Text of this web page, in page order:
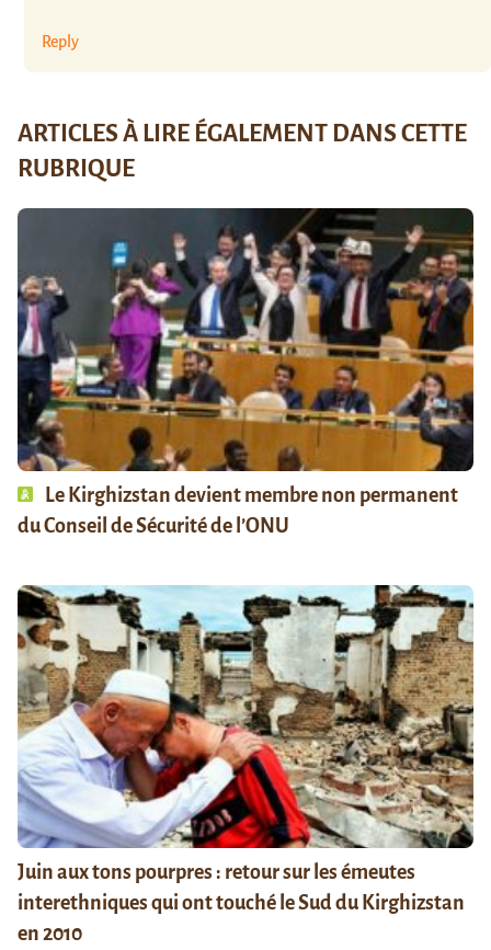
Reply
ARTICLES À LIRE ÉGALEMENT DANS CETTE
RUBRIQUE
Le Kirghizstan devient membre non permanent
du Conseil de Sécurité de l’ONU
Juin aux tons pourpres : retour sur les émeutes
interethniques qui ont touché le Sud du Kirghizstan
en 2010